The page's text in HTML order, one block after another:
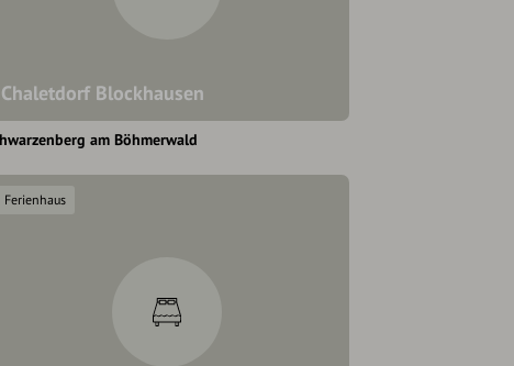
Chaletdorf Blockhausen
am Böhmerwald
Ferienhaus